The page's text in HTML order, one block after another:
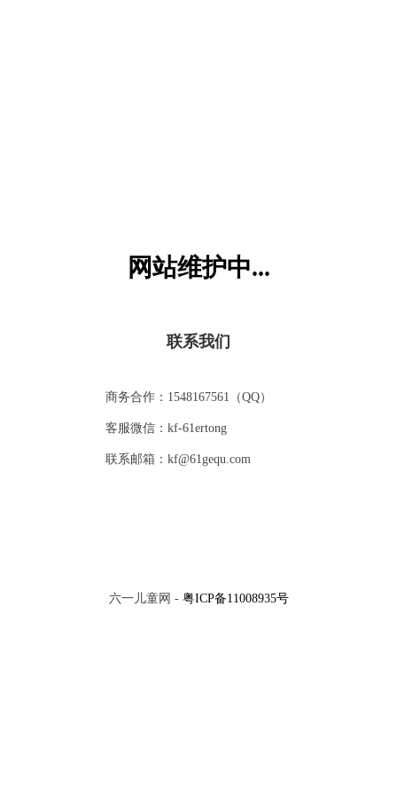
网站维护中...
联系我们
商务合作：1548167561（QQ）
客服微信：kf-61ertong
联系邮箱：kf@61gequ.com
六一儿童网 - 粤ICP备11008935号